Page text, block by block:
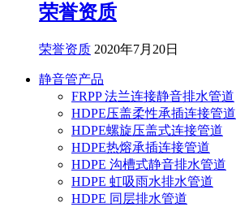
荣誉资质
荣誉资质 2020年7月20日
静音管产品
FRPP 法兰连接静音排水管道
HDPE压盖柔性承插连接管道
HDPE螺旋压盖式连接管道
HDPE热熔承插连接管道
HDPE 沟槽式静音排水管道
HDPE 虹吸雨水排水管道
HDPE 同层排水管道